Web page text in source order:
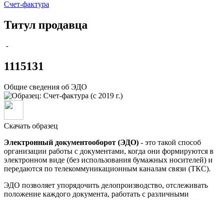
Счет-фактура
Титул продавца
-
1115131
Общие сведения об ЭДО
Скачать образец
Электронный документооборот (ЭДО) - это такой способ
организации работы с документами, когда они формируются в
электронном виде (без использования бумажных носителей) и
передаются по телекоммуникационным каналам связи (ТКС).
ЭДО позволяет упорядочить делопроизводство, отслеживать
положение каждого документа, работать с различными